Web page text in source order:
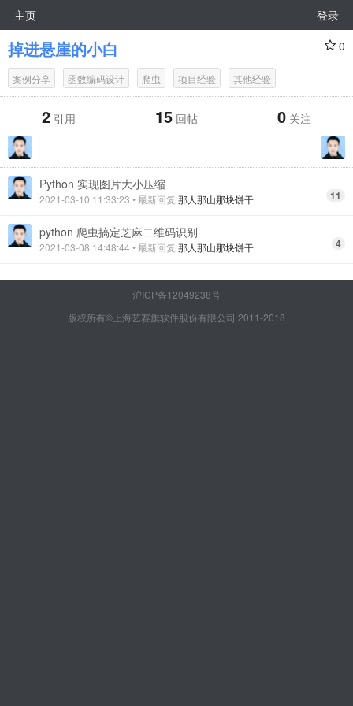
主页 登录
掉进悬崖的小白 0
案例分享 函数编码设计 爬虫 项目经验 其他经验
2 引用 15 回帖 0 关注
Python 实现图片大小压缩
2021-03-10 11:33:23 • 最新回复 那人那山那块饼干 11
python 爬虫搞定芝麻二维码识别
2021-03-08 14:48:44 • 最新回复 那人那山那块饼干 4
沪ICP备12049238号
版权所有©上海艺赛旗软件股份有限公司 2011-2018